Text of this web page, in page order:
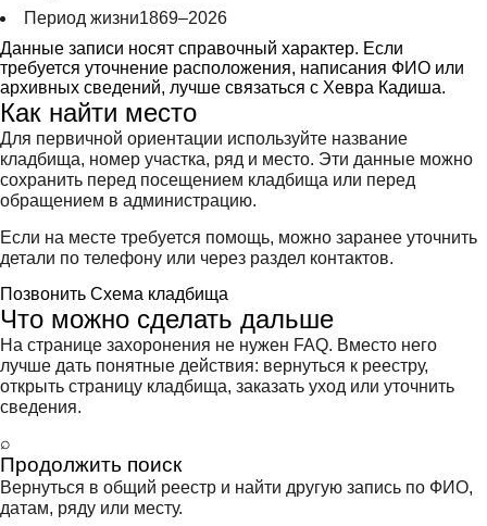
Период жизни1869–2026
Данные записи носят справочный характер. Если
требуется уточнение расположения, написания ФИО или
архивных сведений, лучше связаться с Хевра Кадиша.
Как найти место
Для первичной ориентации используйте название
кладбища, номер участка, ряд и место. Эти данные можно
сохранить перед посещением кладбища или перед
обращением в администрацию.
Если на месте требуется помощь, можно заранее уточнить
детали по телефону или через раздел контактов.
Позвонить Схема кладбища
Что можно сделать дальше
На странице захоронения не нужен FAQ. Вместо него
лучше дать понятные действия: вернуться к реестру,
открыть страницу кладбища, заказать уход или уточнить
сведения.
⌕
Продолжить поиск
Вернуться в общий реестр и найти другую запись по ФИО,
датам, ряду или месту.